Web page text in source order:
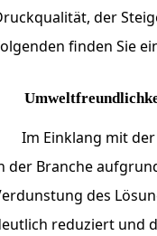
der
finden Sie
Im Einklang mit
der Branche
des
reduziert und